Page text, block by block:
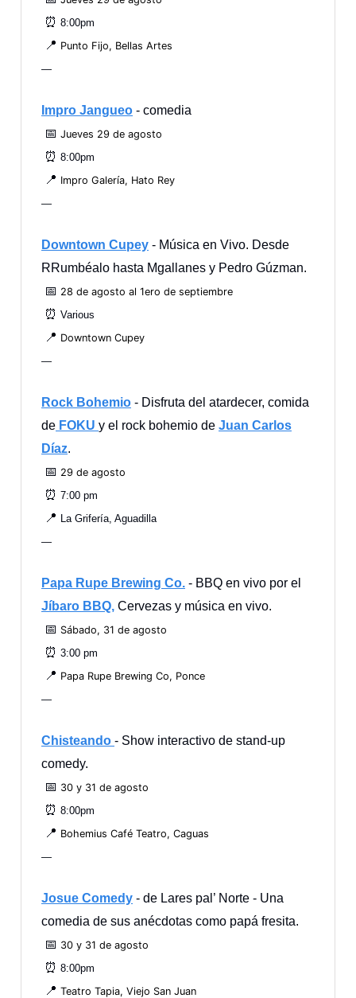
⏰ 8:00pm
📍 Punto Fijo, Bellas Artes
—
Impro Jangueo - comedia
📅 Jueves 29 de agosto
⏰ 8:00pm
📍 Impro Galería, Hato Rey
—
Downtown Cupey - Música en Vivo. Desde
RRumbéalo hasta Mgallanes y Pedro Gúzman.
📅 28 de agosto al 1ero de septiembre
⏰ Various
📍 Downtown Cupey
—
Rock Bohemio - Disfruta del atardecer, comida
de FOKU y el rock bohemio de Juan Carlos
Díaz.
📅 29 de agosto
⏰ 7:00 pm
📍
La Grifería, Aguadilla
—
Papa Rupe Brewing Co. - BBQ en vivo por el
Jíbaro BBQ, Cervezas y música en vivo.
📅 Sábado, 31 de agosto
⏰ 3:00 pm
📍 Papa Rupe Brewing Co, Ponce
—
Chisteando - Show interactivo de stand-up
comedy.
📅 30 y 31 de agosto
⏰ 8:00pm
📍 Bohemius Café Teatro, Caguas
—
Josue Comedy - de Lares pal’ Norte - Una
comedia de sus anécdotas como papá fresita.
📅 30 y 31 de agosto
⏰ 8:00pm
📍 Teatro Tapia, Viejo San Juan